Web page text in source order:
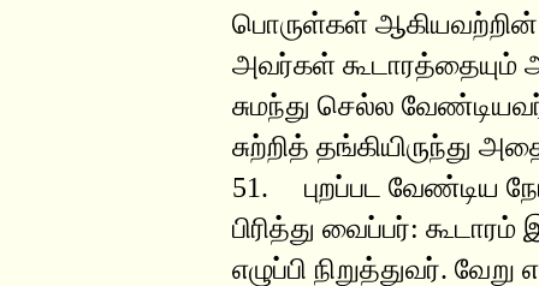
பொருள்கள் ஆகியவற்றின்
அவர்கள்
சுமந்து செல்ல
சுற்றித் தங்கியிருந்து
51. புறப்பட வேண்டிய
பிரித்து வைப்பர்:
எழுப்பி நிறுத்துவர்.